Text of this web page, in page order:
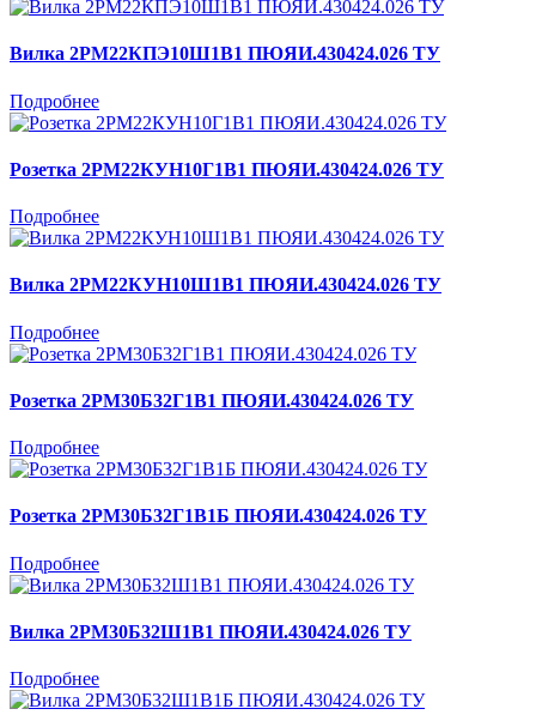
Вилка 2РМ22КПЭ10Ш1В1 ПЮЯИ.430424.026 ТУ
Подробнее
Розетка 2РМ22КУН10Г1В1 ПЮЯИ.430424.026 ТУ
Подробнее
Вилка 2РМ22КУН10Ш1В1 ПЮЯИ.430424.026 ТУ
Подробнее
Розетка 2РМ30Б32Г1В1 ПЮЯИ.430424.026 ТУ
Подробнее
Розетка 2РМ30Б32Г1В1Б ПЮЯИ.430424.026 ТУ
Подробнее
Вилка 2РМ30Б32Ш1В1 ПЮЯИ.430424.026 ТУ
Подробнее